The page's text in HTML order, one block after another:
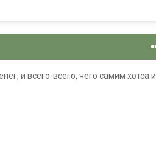
и всего-всего, чего самим хотса и